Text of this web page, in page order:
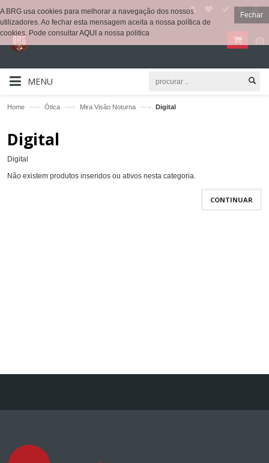
(0)
MENU
Home —› Ótica —› Mira Visão Noturna —› Digital
Digital
Digital
Não existem produtos inseridos ou ativos nesta categoria.
CONTINUAR
Fechar
A BRG usa cookies para melhorar a navegação dos nossos
utilizadores. Ao fechar esta mensagem aceita a nossa política de
cookies. Pode consultarAQUI a nossa politica